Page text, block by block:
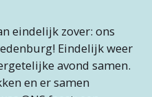
eindelijk zover: ons
Eindelijk weer
avond samen.
en er samen